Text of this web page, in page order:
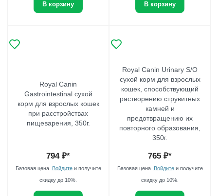
В корзину В корзину
Royal Canin
Gastrointestinal сухой
корм для взрослых кошек
при расстройствах
пищеварения, 350г.
794₽*
Базовая цена. Войдитеи получите
скидку до 10%.
Royal Canin Urinary S/O
сухой корм для взрослых
кошек, способствующий
растворению струвитных
камней и
предотвращению их
повторного образования,
350г.
765 ₽*
Базовая цена. Войдитеи получите
скидку до 10%.